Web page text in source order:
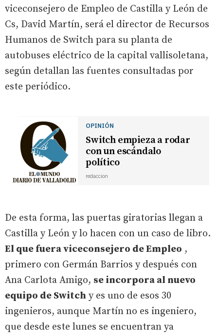
viceconsejero de Empleo de Castilla y León de
Cs, David Martín, será el director de Recursos
Humanos de Switch para su planta de
autobuses eléctrico de la capital vallisoletana,
según detallan las fuentes consultadas por
este periódico.
OPINIÓN
Switch empieza a rodar
con un escándalo
político
redaccion
De esta forma, las puertas giratorias llegan a
Castilla y León y lo hacen con un caso de libro.
El que fuera viceconsejero de Empleo ,
primero con Germán Barrios y después con
Ana Carlota Amigo, se incorpora al nuevo
equipo de Switch y es uno de esos 30
ingenieros, aunque Martín no es ingeniero,
que desde este lunes se encuentran ya